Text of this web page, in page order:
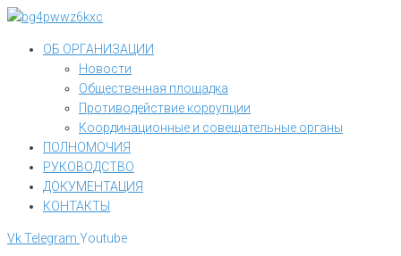
Перейти
контентуОБ ОРГАНИЗАЦИИ
Новости
Общественная площадка
Противодействие коррупции
Координационные и совещательные органы
ПОЛНОМОЧИЯ
РУКОВОДСТВО
ДОКУМЕНТАЦИЯ
КОНТАКТЫ
VkTelegram Youtube